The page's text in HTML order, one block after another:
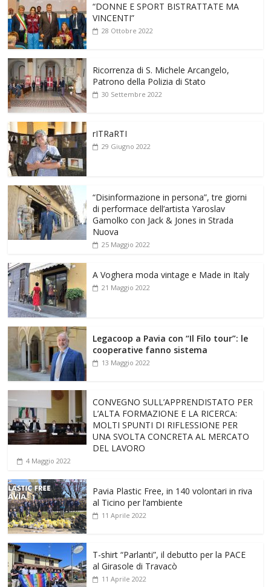
“DONNE E SPORT BISTRATTATE MA
VINCENTI”
28 Ottobre 2022
Ricorrenza di S. Michele Arcangelo,
Patrono della Polizia di Stato
30 Settembre 2022
rITRaRTI
29 Giugno 2022
“Disinformazione in persona”, tre giorni
di performace dell’artista Yaroslav
Gamolko con Jack & Jones in Strada
Nuova
25 Maggio 2022
A Voghera moda vintage e Made in Italy
21 Maggio 2022
Legacoop a Pavia con “Il Filo tour”: le
cooperative fanno sistema
13 Maggio 2022
CONVEGNO SULL’APPRENDISTATO PER
L’ALTA FORMAZIONE E LA RICERCA:
MOLTI SPUNTI DI RIFLESSIONE PER
UNA SVOLTA CONCRETA AL MERCATO
DEL LAVORO
4 Maggio 2022
Pavia Plastic Free, in 140 volontari in riva
al Ticino per l’ambiente
11 Aprile 2022
T-shirt “Parlanti”, il debutto per la PACE
al Girasole di Travacò
11 Aprile 2022